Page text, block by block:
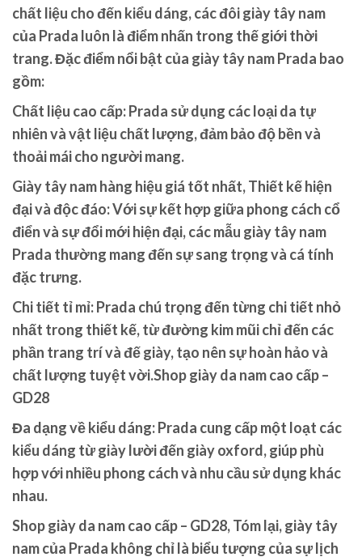
chất liệu cho đến kiểu dáng, các đôi giày tây nam
của Prada luôn là điểm nhấn trong thế giới thời
trang. Đặc điểm nổi bật của giày tây nam Prada bao
gồm:
Chất liệu cao cấp: Prada sử dụng các loại da tự
nhiên và vật liệu chất lượng, đảm bảo độ bền và
thoải mái cho người mang.
Giày tây nam hàng hiệu giá tốt nhất, Thiết kế hiện
đại và độc đáo: Với sự kết hợp giữa phong cách cổ
điển và sự đổi mới hiện đại, các mẫu giày tây nam
Prada thường mang đến sự sang trọng và cá tính
đặc trưng.
Chi tiết tỉ mỉ: Prada chú trọng đến từng chi tiết nhỏ
nhất trong thiết kế, từ đường kim mũi chỉ đến các
phần trang trí và đế giày, tạo nên sự hoàn hảo và
chất lượng tuyệt vời.Shop giày da nam cao cấp –
GD28
Đa dạng về kiểu dáng: Prada cung cấp một loạt các
kiểu dáng từ giày lười đến giày oxford, giúp phù
hợp với nhiều phong cách và nhu cầu sử dụng khác
nhau.
Shop giày da nam cao cấp – GD28, Tóm lại, giày tây
nam của Prada không chỉ là biểu tượng của sự lịch